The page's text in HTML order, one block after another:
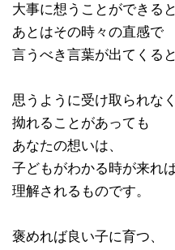
大事に想うことができると
あとはその時々の直感で
言うべき言葉が出てくる
思うように受け取られな
拗れることがあっても
あなたの想いは、
子どもがわかる時が来れ
理解されるものです。
褒めれば良い子に育つ、